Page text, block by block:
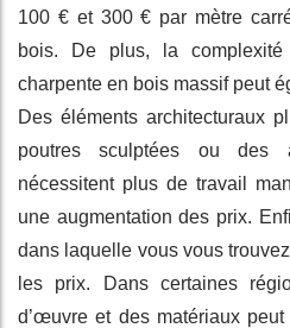
100 € et 300 € par mètre
bois. De plus, la
charpente en bois massif peut
Des éléments architecturaux
poutres sculptées ou des
nécessitent plus de travail
une augmentation des prix.
dans laquelle vous vous
les prix. Dans certaines
d’œuvre et des matériaux